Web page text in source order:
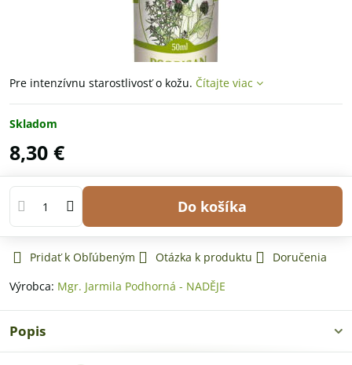
Pre intenzívnu starostlivosť o kožu. Čítajte viac
Skladom
8,30 €
Do košíka
Pridať k Obľúbeným Otázka k produktu
Doručenia
Výrobca: Mgr. Jarmila Podhorná - NADĚJE
Popis